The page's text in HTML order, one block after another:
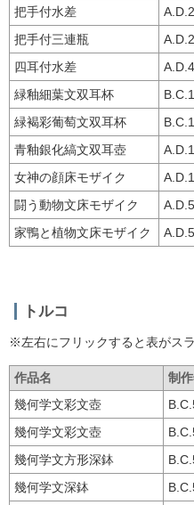
把手付水差
把手付三連瓶
四耳付水差
緑釉細葉文双耳杯
緑褐彩葡萄文双耳杯
青釉銀化縞文双耳壺
女神の顔床モザイク
闘う動物文床モザイク
家鴨と植物文床モザイク
トルコ
※左右にフリックすると表がスラ
作品名 制
幾何学文彩文壺
幾何学文彩文壺
幾何学文方形深鉢
幾何学文深鉢